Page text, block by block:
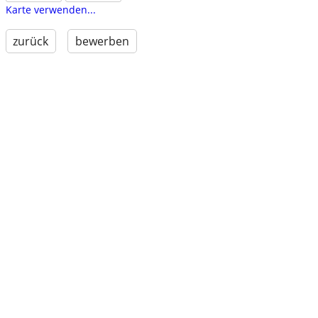
Karte verwenden...
zurück bewerben